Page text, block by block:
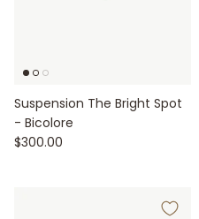
Suspension The Bright Spot
- Bicolore
$300.00